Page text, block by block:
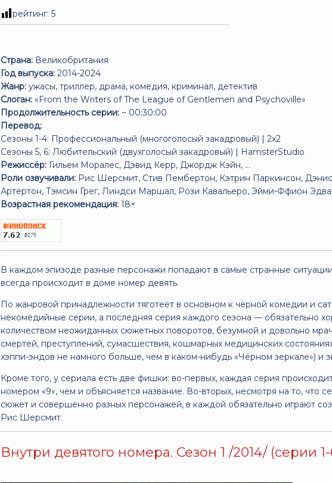
рейтинг:5
Страна: Великобритания
Год выпуска: 2014-2024
Жанр: ужасы, триллер, драма, комедия, криминал, детектив
Слоган: «From the Writers of The League of Gentlemen and Psychoville»
Продолжительность серии: ~ 00:30:00
Перевод:
Сезоны 1-4: Профессиональный (многоголосый закадровый) | 2x2
Сезоны 5, 6: Любительский (двухголосый закадровый) | HamsterStudio
Режиссёр: Гильем Моралес, Дэвид Керр, Джордж Кэйн, ...
Роли озвучивали: Рис Шерсмит, Стив Пембертон, Кэтрин Паркинсон,
Артертон, Тэмсин Грег, Линдси Маршал, Рози Кавальеро, Эйми-Ффион
Возрастная рекомендация: 18+
В каждом эпизоде разные персонажи попадают в самые странные
всегда происходит в доме номер девять.
По жанровой принадлежности тяготеет в основном к чёрной комедии и
некомедийные серии, а последняя серия каждого сезона — обязательно
количеством неожиданных сюжетных поворотов, безумной и довольно
смертей, преступлений, сумасшествия, кошмарных медицинских
хэппи-эндов не намного больше, чем в каком-нибудь «Чёрном зеркале») и
Кроме того, у сериала есть две фишки: во-первых, каждая серия
номером «9», чем и объясняется название. Во-вторых, несмотря на то, что
сюжет и совершенно разных персонажей, в каждой обязательно играют
Рис Шерсмит.
Внутри девятого номера. Сезон 1 /2014/ (серии 1-